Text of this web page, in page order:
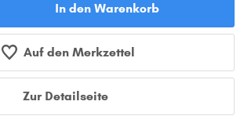
In den Warenkorb
Auf den Merkzettel
Zur Detailseite